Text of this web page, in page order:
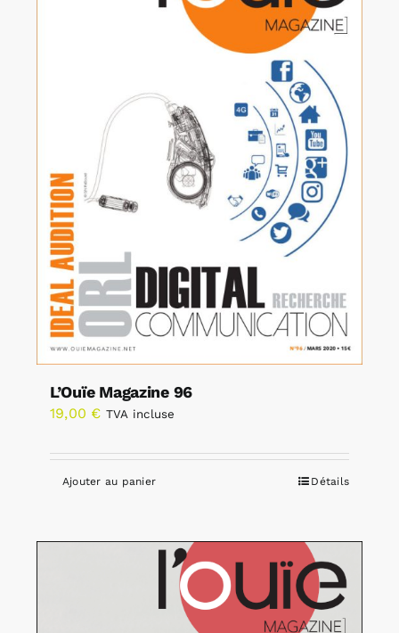
L’Ouïe Magazine 96
19,00 € TVA incluse
Ajouter au panier Détails